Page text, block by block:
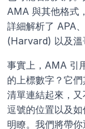
AMA 與其他格式
詳細解析了 APA
(Harvard) 以及溫
事實上，AMA 引
的上標數字？它
清單連結起來，
逗號的位置以及
明瞭。我們將帶